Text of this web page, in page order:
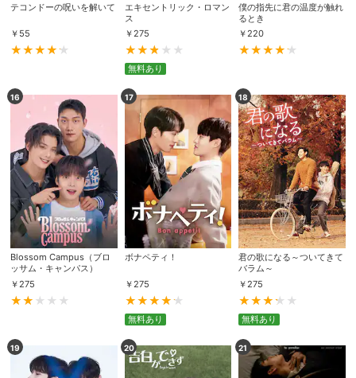
決済方法変更 決済方法の変更が可能です。
４ヵ月分の購入明細の確認が可能です。
Myクーポン
現在獲得済みのお得なクーポンを確認でき
ます。
購入履歴
レンタル、購入、定額見放題の購入履歴の
確認が可能です。こちらから視聴いただく
と便利です。
お気に入り
お気に入りに登録した作品を確認できま
す。お気に入りに追加した作品の削除も可
能です。
閲覧履歴
サイト内の閲覧履歴を確認できます。履歴
の削除も可能です。
視聴年齢制限
サイト内で表示される作品の表示制限が可
能です。5段階の年齢区分から選択できま
す。
テコンドーの呪いを解いて
￥ 55
エキセントリック・ロマン
ス
￥275
無料あり
僕の指先に君の温度が触れ
るとき
￥220
16
Blossom Campus（ブロ
ッサム・キャンパス）
￥ 275
17
ボナペティ！
￥ 275
無料あり
18
君の歌になる～ついてきて
バラム～
￥ 275
無料あり
19 20 21